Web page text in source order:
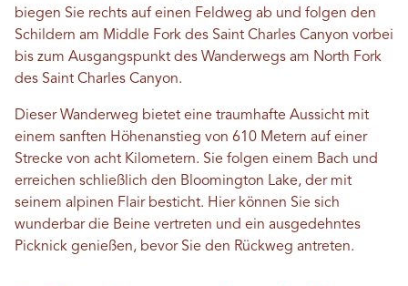
biegen Sie rechts auf einen Feldweg ab und folgen den
Schildern am Middle Fork des Saint Charles Canyon vorbei
bis zum Ausgangspunkt des Wanderwegs am North Fork
des Saint Charles Canyon.
Dieser Wanderweg bietet eine traumhafte Aussicht mit
einem sanften Höhenanstieg von 610 Metern auf einer
Strecke von acht Kilometern. Sie folgen einem Bach und
erreichen schließlich den Bloomington Lake, der mit
seinem alpinen Flair besticht. Hier können Sie sich
wunderbar die Beine vertreten und ein ausgedehntes
Picknick genießen, bevor Sie den Rückweg antreten.